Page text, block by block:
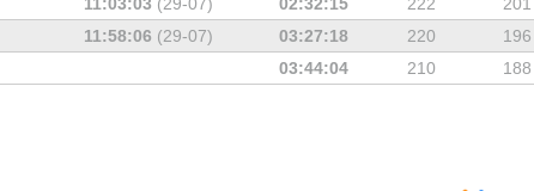
11:58:06 (29-07) 03:27:18 220 196
03:44:04 210 188